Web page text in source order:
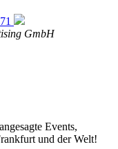
GmbH
Events,
und der Welt!